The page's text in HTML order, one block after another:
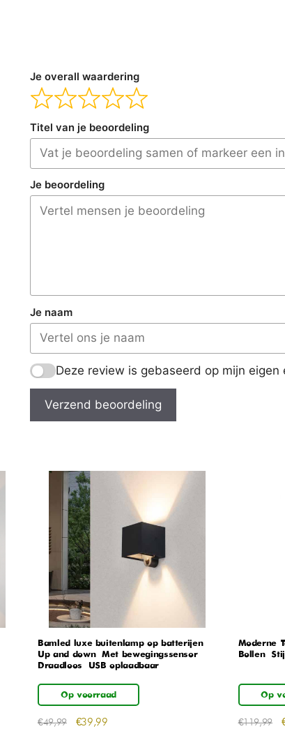
Je overall waardering
Titel van je beoordeling
Je beoordeling
Je naam
Deze review is gebaseerd op mijn eigen
Verzend beoordeling
Bamled luxe buitenlamp op batterijen –
Up and down – Met bewegingssensor –
Draadloos – USB oplaadbaar
Op voorraad
€49,99 €39,99
Moderne
Bollen –
Op
€119,99